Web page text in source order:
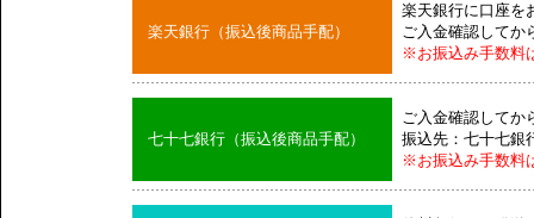
楽天銀行（振込後商品手配）
楽天銀行に口座を
ご入金確認してか
※お振込み手数料
七十七銀行（振込後商品手配）
ご入金確認してか
振込先：七十七銀
※お振込み手数料